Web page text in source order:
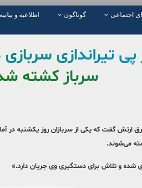
اجتماعی گوناگون اطلاعیه و بیانیه
تیراندازی سربازی
سرباز کشته
ارتش گفت که یکی از سربازان روز یکشنبه در
شده و تلاش برای دستگیری وی جریان دارد.»